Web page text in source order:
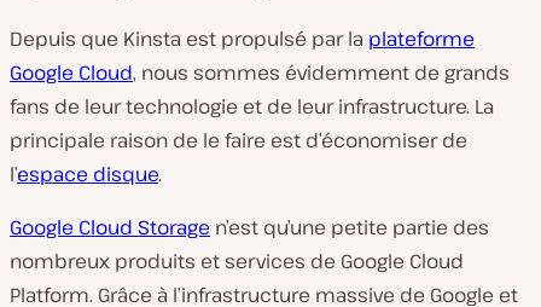
Depuis que Kinsta est propulsé par la plateforme
Google Cloud, nous sommes évidemment de grands
fans de leur technologie et de leur infrastructure. La
principale raison de le faire est d’économiser de
l’espace disque.
Google Cloud Storage n’est qu’une petite partie des
nombreux produits et services de Google Cloud
Platform. Grâce à l’infrastructure massive de Google et